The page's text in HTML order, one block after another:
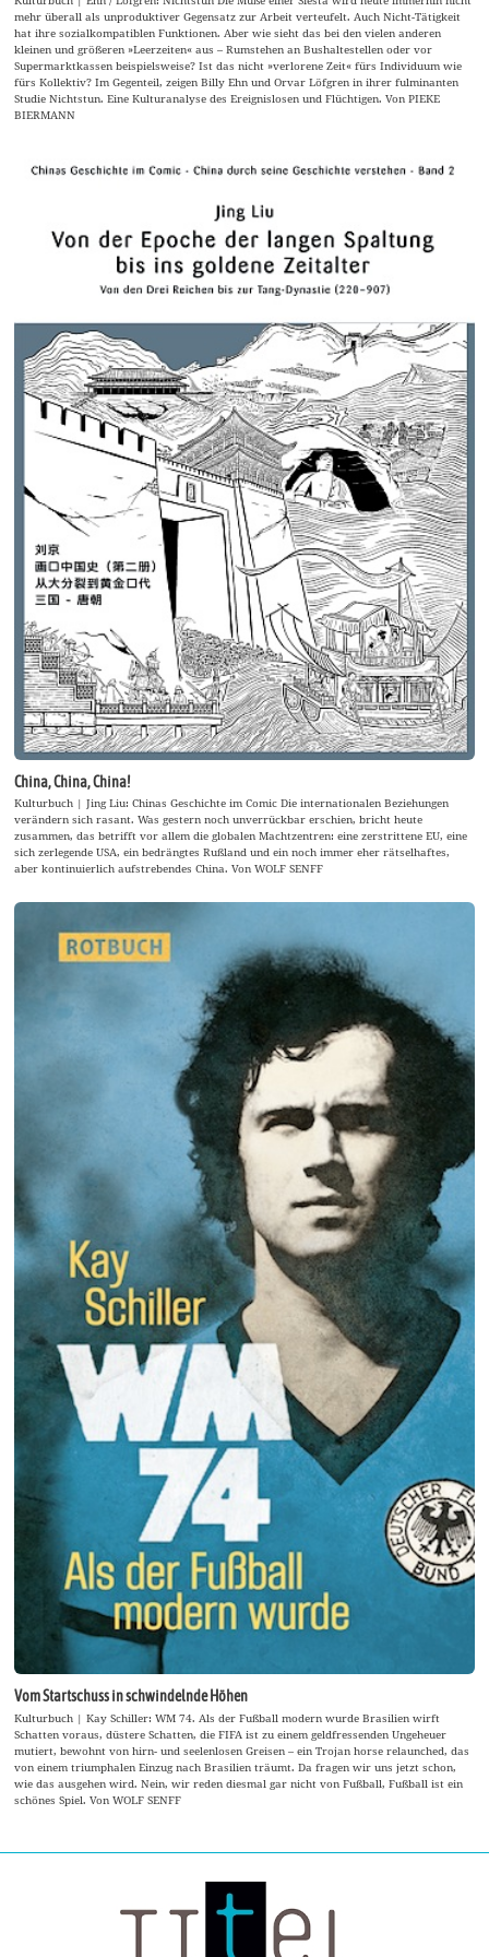
mehr überall als unproduktiver Gegensatz zur Arbeit verteufelt. Auch Nicht-Tätigkeit
hat ihre sozialkompatiblen Funktionen. Aber wie sieht das bei den vielen anderen
kleinen und größeren »Leerzeiten« aus – Rumstehen an Bushaltestellen oder vor
Supermarktkassen beispielsweise? Ist das nicht »verlorene Zeit« fürs Individuum wie
fürs Kollektiv? Im Gegenteil, zeigen Billy Ehn und Orvar Löfgren in ihrer fulminanten
Studie Nichtstun. Eine Kulturanalyse des Ereignislosen und Flüchtigen. Von PIEKE
BIERMANN
China, China, China!
Kulturbuch | Jing Liu: Chinas Geschichte im Comic Die internationalen Beziehungen
verändern sich rasant. Was gestern noch unverrückbar erschien, bricht heute
zusammen, das betrifft vor allem die globalen Machtzentren: eine zerstrittene EU, eine
sich zerlegende USA, ein bedrängtes Rußland und ein noch immer eher rätselhaftes,
aber kontinuierlich aufstrebendes China. Von WOLF SENFF
Vom Startschuss in schwindelnde Höhen
Kulturbuch | Kay Schiller: WM 74. Als der Fußball modern wurde Brasilien wirft
Schatten voraus, düstere Schatten, die FIFA ist zu einem geldfressenden Ungeheuer
mutiert, bewohnt von hirn- und seelenlosen Greisen – ein Trojan horse relaunched, das
von einem triumphalen Einzug nach Brasilien träumt. Da fragen wir uns jetzt schon,
wie das ausgehen wird. Nein, wir reden diesmal gar nicht von Fußball, Fußball ist ein
schönes Spiel. Von WOLF SENFF